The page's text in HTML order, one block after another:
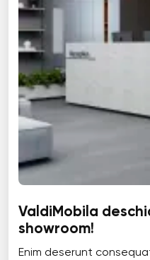
ValdiMobila
showroom!
Enim deserunt